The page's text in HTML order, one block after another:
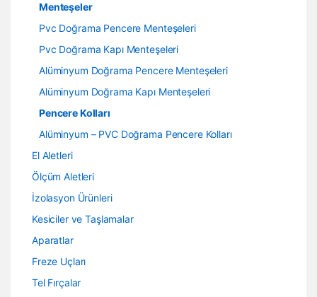
Menteşeler
Pvc Doğrama Pencere Menteşeleri
Pvc Doğrama Kapı Menteşeleri
Alüminyum Doğrama Pencere Menteşeleri
Alüminyum Doğrama Kapı Menteşeleri
Pencere Kolları
Alüminyum – PVC Doğrama Pencere Kolları
El Aletleri
Ölçüm Aletleri
İzolasyon Ürünleri
Kesiciler ve Taşlamalar
Aparatlar
Freze Uçları
Tel Fırçalar